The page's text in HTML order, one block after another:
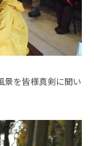
景を皆様真剣に聞い